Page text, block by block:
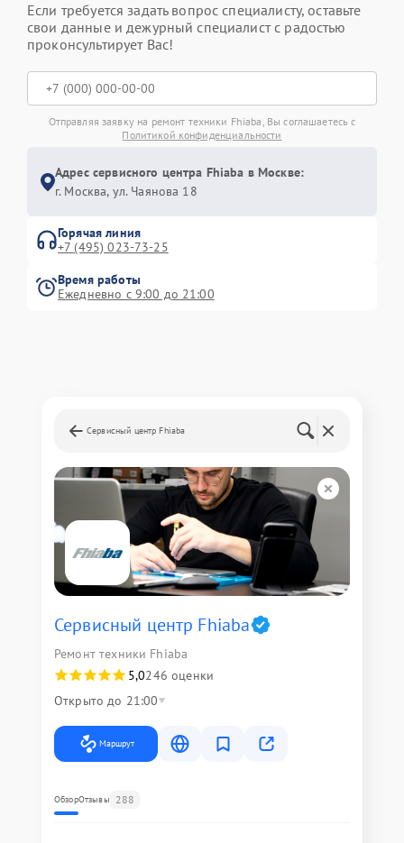
Если требуется задать вопрос специалисту, оставьте
свои данные и дежурный специалист с радостью
проконсультирует Вас!
Отправляя заявку на ремонт техники Fhiaba, Вы соглашаетесь с
Политикой конфиденциальности
Адрес сервисного центра Fhiaba в Москве:
г. Москва, ул. Чаянова 18
Горячая линия
+7 (495) 023-73-25
Время работы
Ежедневно с 9:00 до 21:00
Сервисный центр Fhiaba
Сервисный центр Fhiaba
Ремонт техники Fhiaba
5,0246 оценки
Открыто до 21:00
Маршрут
ОбзорОтзывы 288